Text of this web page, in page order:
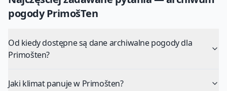
pogodyPrimošTen
Od kiedy dostępne są dane archiwalne pogody dla
Primošten?
Jaki klimat panuje w Primošten?